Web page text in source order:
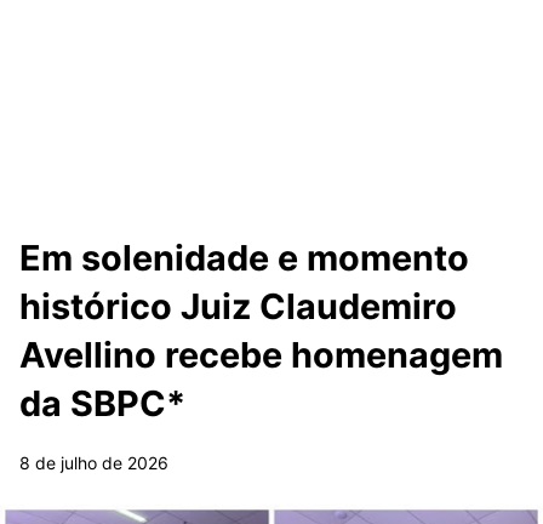
Em solenidade e momento
histórico Juiz Claudemiro
Avellino recebe homenagem
da SBPC*
8 de julho de 2026